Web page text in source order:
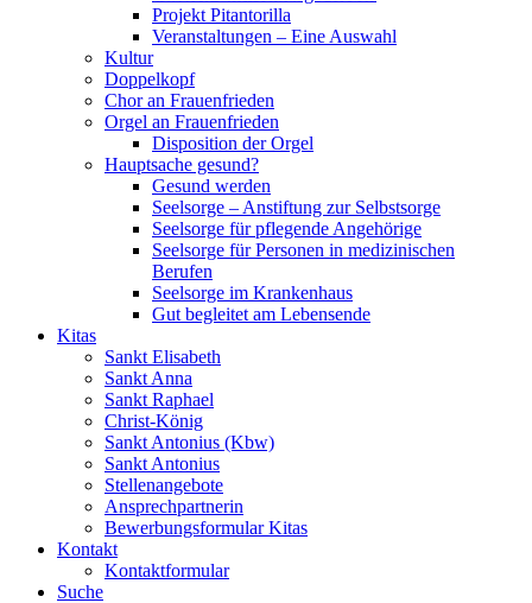
Projekt Pitantorilla
Veranstaltungen – Eine Auswahl
Kultur
Doppelkopf
Chor an Frauenfrieden
Orgel an Frauenfrieden
Disposition der Orgel
Hauptsache gesund?
Gesund werden
Seelsorge – Anstiftung zur Selbstsorge
Seelsorge für pflegende Angehörige
Seelsorge für Personen in medizinischen
Berufen
Seelsorge im Krankenhaus
Gut begleitet am Lebensende
Kitas
Sankt Elisabeth
Sankt Anna
Sankt Raphael
Christ-König
Sankt Antonius (Kbw)
Sankt Antonius
Stellenangebote
Ansprechpartnerin
Bewerbungsformular Kitas
Kontakt
Kontaktformular
Suche